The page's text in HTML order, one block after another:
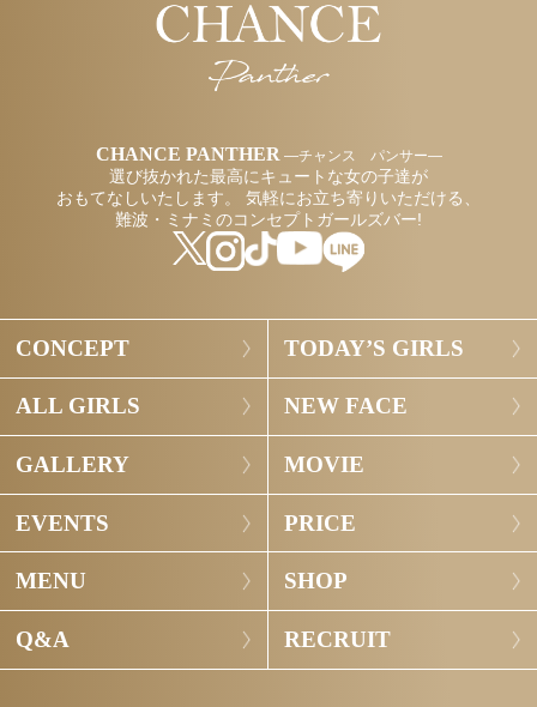
CHANCE PANTHER―チャンス パンサー―
選び抜かれた最高にキュートな女の子達が
おもてなしいたします。
気軽にお立ち寄りいただける、
難波・ミナミのコンセプトガールズバー!
CONCEPT TODAY’S GIRLS
ALL GIRLS NEW FACE
GALLERY MOVIE
EVENTS PRICE
MENU SHOP
Q&A RECRUIT